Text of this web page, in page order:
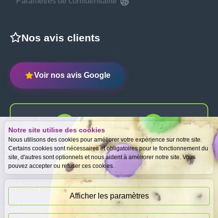
Notre site utilise des cookies
Nous utilisons des cookies pour améliorer votre expérience sur notre site.
Certains cookies sont nécessaires et obligatoires pour le fonctionnement du
site, d'autres sont optionnels et nous aident à améliorer notre site. Vous
pouvez accepter ou refuser ces cookies.
Afficher les paramètres
Nos avis clients
Voir nos avis Google
Expertise
gratuite
Meilleurs prix
garantis
Paiement
immédiat